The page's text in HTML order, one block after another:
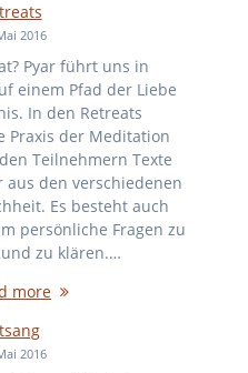
2016
Pyar führt uns in
einem Pfad der Liebe
In den Retreats
Praxis der Meditation
Teilnehmern Texte
den verschiedenen
Es besteht auch
persönliche Fragen zu
zu klären.…
more
2016